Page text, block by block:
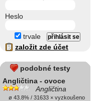
Heslo
trvale
založit zde účet
podobné testy
Angličtina - ovoce
Angličtina
ø 43.8% / 31633 × vyzkoušeno